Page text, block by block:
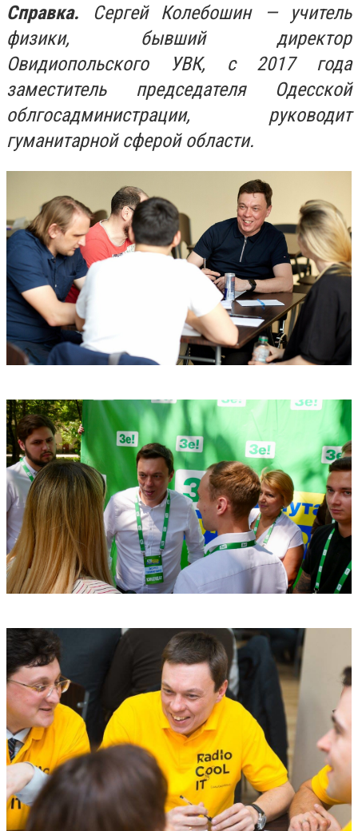
Справка. Сергей Колебошин — учитель
физики, бывший директор
Овидиопольского УВК, с 2017 года
заместитель председателя Одесской
облгосадминистрации, руководит
гуманитарной сферой области.